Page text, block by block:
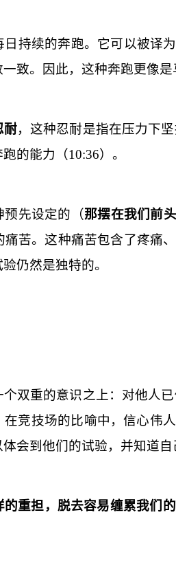
持续的奔跑。它可以被译
致。因此，这种奔跑更像是
耐，这种忍耐是指在压力下
的能力（10:36）。
预先设定的（那摆在我们前
苦。这种痛苦包含了疼痛
仍然是独特的。
双重的意识之上：对他人
在竞技场的比喻中，信心伟
会到他们的试验，并知道自
的重担，脱去容易缠累我们